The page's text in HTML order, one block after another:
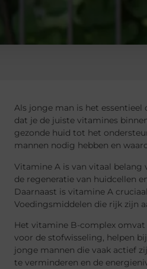
Als jonge man is het essentieel
dat je de juiste vitamines
gezonde huid tot het
mannen nodig hebben en
Vitamine A is van vitaal belang
de regeneratie van huidcellen
Daarnaast is vitamine A
Voedingsmiddelen die rijk zijn
Het vitamine B-complex omvat
voor de stofwisseling, helpen
jonge mannen die vaak actief
te verminderen en de